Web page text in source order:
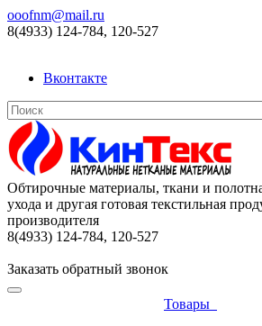
ooofnm@mail.ru
8(4933) 124-784, 120-527
Вконтакте
Обтирочные материалы, ткани и
ухода и другая готовая текстильная
производителя
8(4933) 124-784, 120-527
Заказать обратный звонок
Товары